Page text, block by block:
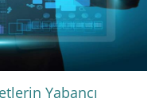
Yabancı